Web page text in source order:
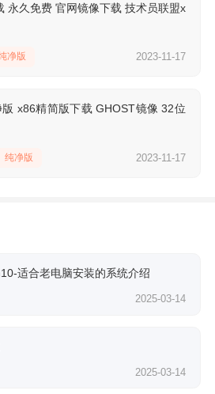
永久免费 官网镜像下载 技术员联盟x
净版 2023-11-17
x86精简版下载 GHOST镜像 32位
纯净版 2023-11-17
适合老电脑安装的系统介绍
2025-03-14
2025-03-14